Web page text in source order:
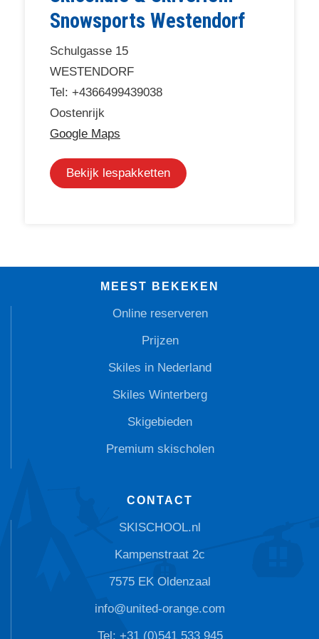
Snowsports Westendorf
Schulgasse 15
WESTENDORF
Tel: +4366499439038
Oostenrijk
Google Maps
Bekijk lespakketten
MEEST BEKEKEN
Online reserveren
Prijzen
Skiles in Nederland
Skiles Winterberg
Skigebieden
Premium skischolen
CONTACT
SKISCHOOL.nl
Kampenstraat 2c
7575 EK Oldenzaal
info@united-orange.com
Tel: +31 (0)541 533 945